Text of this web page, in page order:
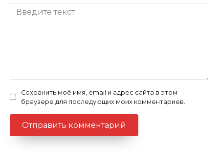
Сохранить моё имя, email и адрес сайта в этом
браузере для последующих моих комментариев.